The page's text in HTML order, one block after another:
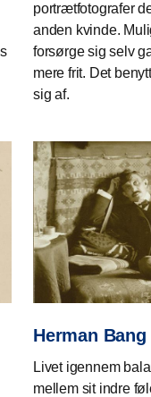
portrætfotografer
anden kvinde.
forsørge sig selv
mere frit. Det
sig af.
Herman Bang
Livet igennem
mellem sit indre